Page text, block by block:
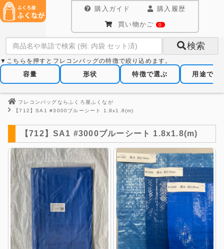
購入ガイド 購入履歴
買い物かご 0
検索
▼こちらを押すとフレコンバッグの特徴で絞り込めます。
容量 形状 特徴で選ぶ 用途で選
フレコンバッグならふくろ屋ふくなが
【712】SA1 #3000ブルーシート 1.8x1.8(m)
【712】SA1 #3000ブルーシート 1.8x1.8(m)